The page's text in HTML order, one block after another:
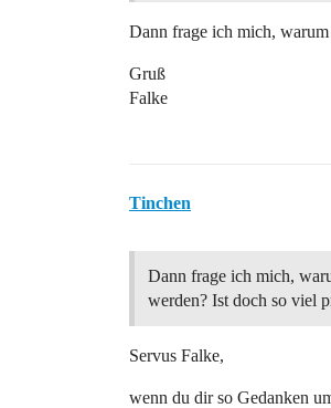
Dann frage ich mich,
Gruß
Falke
Tinchen
Dann frage ich mich,
werden? Ist doch so viel
Servus Falke,
wenn du dir so Gedanken